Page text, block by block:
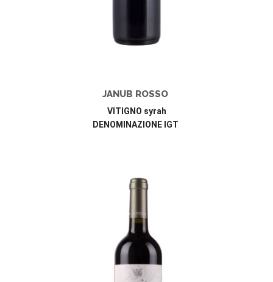
JANUB ROSSO
VITIGNO syrah
DENOMINAZIONE IGT